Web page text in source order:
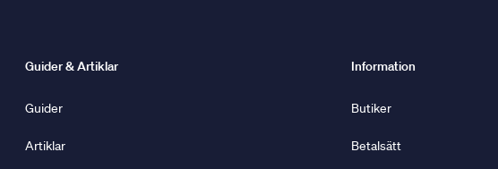
Guider & Artiklar
Guider
Artiklar
Information
Butiker
Betalsätt